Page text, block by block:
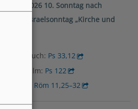
09.08.2026 10. Sonntag nach
Israelsonntag „Kirche und
Ps 33,12
Ps 122
Röm 11,25–32